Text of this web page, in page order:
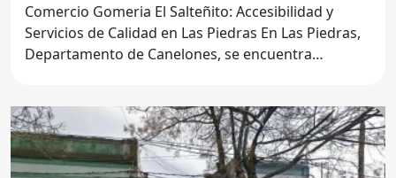
Comercio Gomeria El Salteñito: Accesibilidad y
Servicios de Calidad en Las Piedras En Las Piedras,
Departamento de Canelones, se encuentra